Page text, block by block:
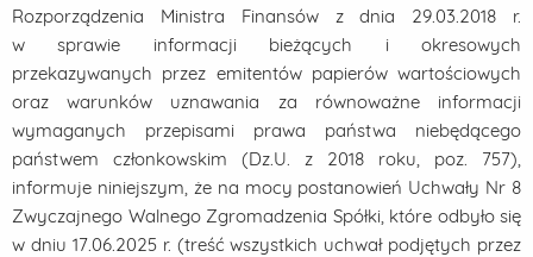
Rozporządzenia Ministra Finansów z dnia 29.03.2018 r.
w sprawie informacji bieżących i okresowych
przekazywanych przez emitentów papierów wartościowych
oraz warunków uznawania za równoważne informacji
wymaganych przepisami prawa państwa niebędącego
państwem członkowskim (Dz.U. z 2018 roku, poz. 757),
informuje niniejszym, że na mocy postanowień Uchwały Nr 8
Zwyczajnego Walnego Zgromadzenia Spółki, które odbyło się
w dniu 17.06.2025 r. (treść wszystkich uchwał podjętych przez